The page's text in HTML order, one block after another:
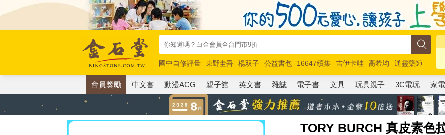
國中自修評量 東野圭吾 楊双子 公益書包 16647續集 吉伊卡哇 高希均
通靈藥師
唯紅花綻放
奧德賽 路邊攤新作 馬斯克 玩具總動員5 超慢跑
會員獎勵 中文書 動漫ACG 親子館 英文書 雜誌 電子書 文具 玩具親子 3C電玩 家電
TORY BURCH 真皮素色